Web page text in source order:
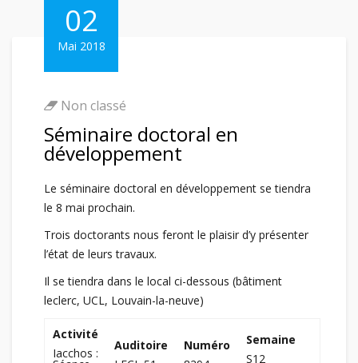
02
Mai 2018
Non classé
Séminaire doctoral en
développement
Le séminaire doctoral en développement se tiendra
le 8 mai prochain.
Trois doctorants nous feront le plaisir d’y présenter
l’état de leurs travaux.
Il se tiendra dans le local ci-dessous (bâtiment
leclerc, UCL, Louvain-la-neuve)
Activité
Iacchos :
Auditoire
Numéro
Semaine
S12